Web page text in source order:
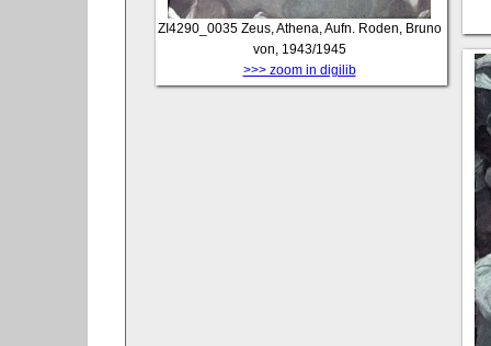
ZI4290_0035 Zeus, Athena, Aufn. Roden, Bruno
von, 1943/1945
>>> zoom in digilib